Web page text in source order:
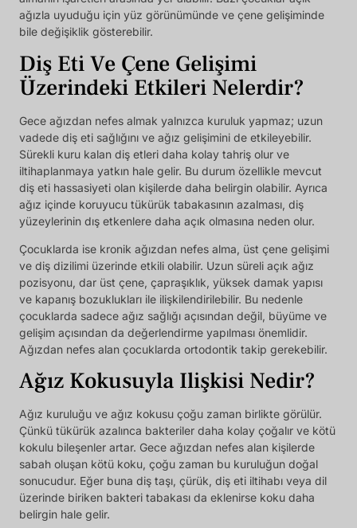
ağızla uyuduğu için yüz görünümünde ve çene gelişiminde
bile değişiklik gösterebilir.
Diş Eti Ve Çene Gelişimi
Üzerindeki Etkileri Nelerdir?
Gece ağızdan nefes almak yalnızca kuruluk yapmaz; uzun
vadede diş eti sağlığını ve ağız gelişimini de etkileyebilir.
Sürekli kuru kalan diş etleri daha kolay tahriş olur ve
iltihaplanmaya yatkın hale gelir. Bu durum özellikle mevcut
diş eti hassasiyeti olan kişilerde daha belirgin olabilir. Ayrıca
ağız içinde koruyucu tükürük tabakasının azalması, diş
yüzeylerinin dış etkenlere daha açık olmasına neden olur.
Çocuklarda ise kronik ağızdan nefes alma, üst çene gelişimi
ve diş dizilimi üzerinde etkili olabilir. Uzun süreli açık ağız
pozisyonu, dar üst çene, çapraşıklık, yüksek damak yapısı
ve kapanış bozuklukları ile ilişkilendirilebilir. Bu nedenle
çocuklarda sadece ağız sağlığı açısından değil, büyüme ve
gelişim açısından da değerlendirme yapılması önemlidir.
Ağızdan nefes alan çocuklarda ortodontik takip gerekebilir.
Ağız Kokusuyla Ilişkisi Nedir?
Ağız kuruluğu ve ağız kokusu çoğu zaman birlikte görülür.
Çünkü tükürük azalınca bakteriler daha kolay çoğalır ve kötü
kokulu bileşenler artar. Gece ağızdan nefes alan kişilerde
sabah oluşan kötü koku, çoğu zaman bu kuruluğun doğal
sonucudur. Eğer buna diş taşı, çürük, diş eti iltihabı veya dil
üzerinde biriken bakteri tabakası da eklenirse koku daha
belirgin hale gelir.